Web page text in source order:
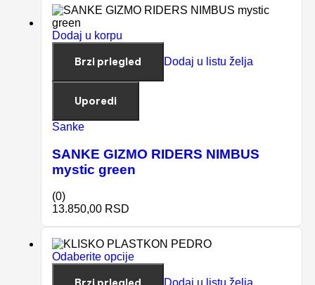
Dodaj u korpu
Brzi prlegled Dodaj u listu želja
Uporedi
Sanke
SANKE GIZMO RIDERS NIMBUS
mystic green
(0)
13.850,00 RSD
Odaberite opcije